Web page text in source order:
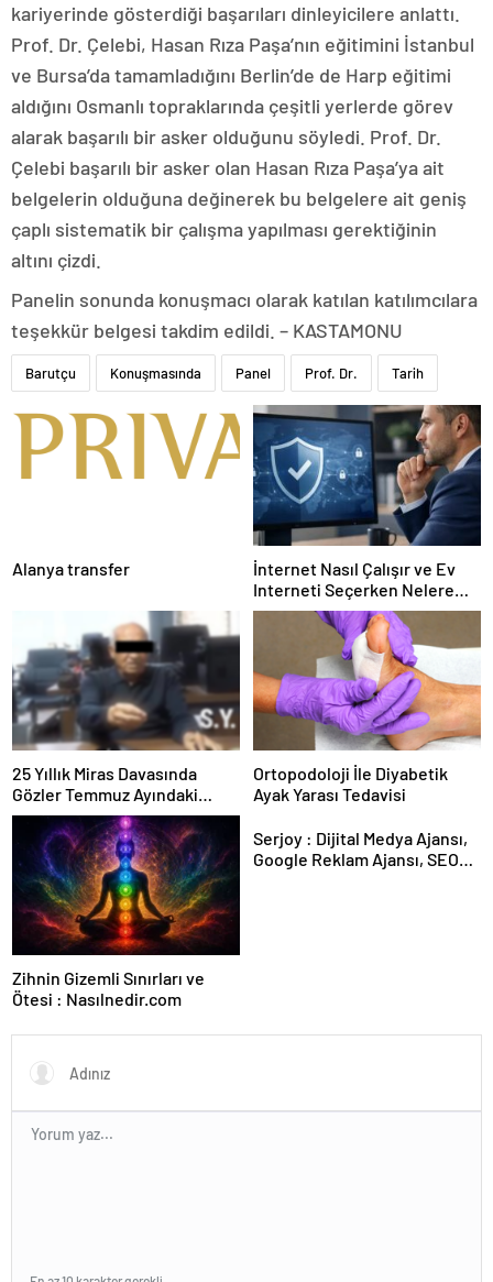
kariyerinde gösterdiği başarıları dinleyicilere anlattı.
Prof. Dr. Çelebi, Hasan Rıza Paşa’nın eğitimini İstanbul
ve Bursa’da tamamladığını Berlin’de de Harp eğitimi
aldığını Osmanlı topraklarında çeşitli yerlerde görev
alarak başarılı bir asker olduğunu söyledi. Prof. Dr.
Çelebi başarılı bir asker olan Hasan Rıza Paşa’ya ait
belgelerin olduğuna değinerek bu belgelere ait geniş
çaplı sistematik bir çalışma yapılması gerektiğinin
altını çizdi.
Panelin sonunda konuşmacı olarak katılan katılımcılara
teşekkür belgesi takdim edildi. – KASTAMONU
Barutçu Konuşmasında Panel Prof. Dr. Tarih
Alanya transfer
İnternet Nasıl Çalışır ve Ev
Interneti Seçerken Nelere
Dikkat Etmelisiniz
25 Yıllık Miras Davasında
Gözler Temmuz Ayındaki
Karar Duruşmasına Çevrildi
Ortopodoloji İle Diyabetik
Ayak Yarası Tedavisi
Zihnin Gizemli Sınırları ve
Ötesi : Nasılnedir.com
Serjoy : Dijital Medya Ajansı,
Google Reklam Ajansı, SEO